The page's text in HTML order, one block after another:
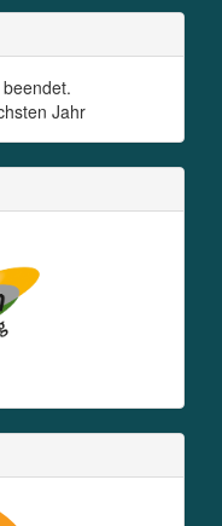
Jahr